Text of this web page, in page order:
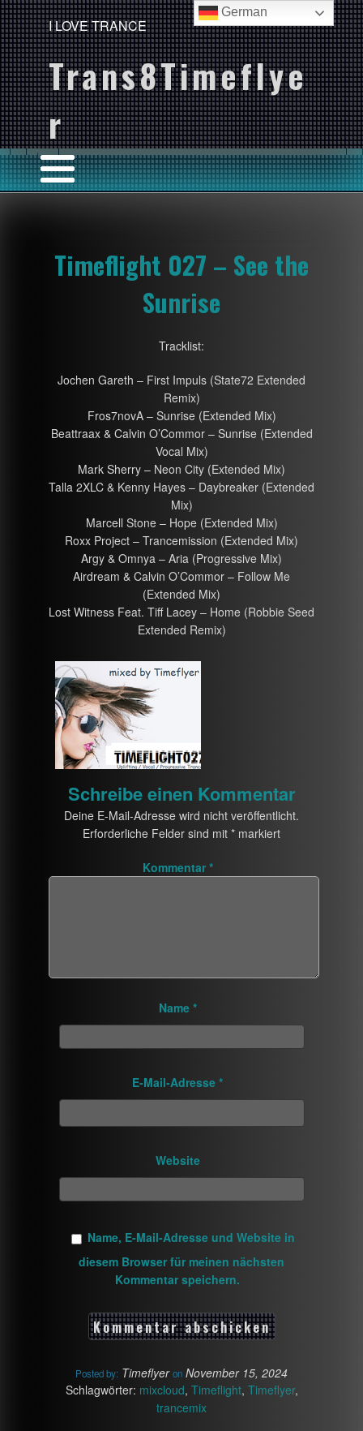
I LOVE TRANCE
Trans8Timeflye
r
Timeflight 027 – See the
Sunrise
Tracklist:
Jochen Gareth – First Impuls (State72 Extended
Remix)
Fros7novA – Sunrise (Extended Mix)
Beattraax & Calvin O’Commor – Sunrise (Extended
Vocal Mix)
Mark Sherry – Neon City (Extended Mix)
Talla 2XLC & Kenny Hayes – Daybreaker (Extended
Mix)
Marcell Stone – Hope (Extended Mix)
Roxx Project – Trancemission (Extended Mix)
Argy & Omnya – Aria (Progressive Mix)
Airdream & Calvin O’Commor – Follow Me
(Extended Mix)
Lost Witness Feat. Tiff Lacey – Home (Robbie Seed
Extended Remix)
Schreibe einen Kommentar
Deine E-Mail-Adresse wird nicht veröffentlicht.
Erforderliche Felder sind mit * markiert
Kommentar *
Name *
E-Mail-Adresse *
Website
Name, E-Mail-Adresse und Website in
diesem Browser für meinen nächsten
Kommentar speichern.
Posted by: Timeflyer on November 15, 2024
Schlagwörter: mixcloud, Timeflight, Timeflyer,
trancemix
German